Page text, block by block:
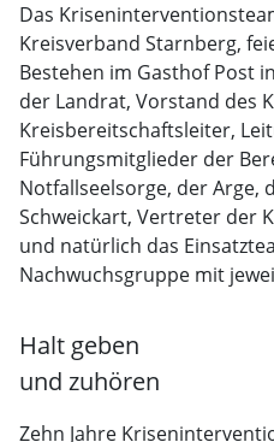
Das
Kreisverband Starnberg,
Bestehen im Gasthof Post
der Landrat, Vorstand des
Kreisbereitschaftsleiter,
Führungsmitglieder der
Notfallseelsorge, der
Schweickart, Vertreter der
und natürlich das
Nachwuchsgruppe mit
Halt geben
und zuhören
Zehn Jahre